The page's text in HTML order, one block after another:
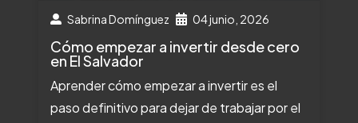
Sabrina Domínguez 04 junio, 2026
Cómo empezar a invertir desde cero
en El Salvador
Aprender cómo empezar a invertir es el
paso definitivo para dejar de trabajar por el